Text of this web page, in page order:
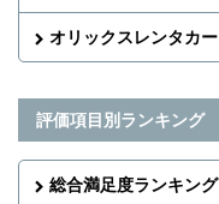
オリックスレンタカー
評価項目別ランキング
総合満足度ランキング